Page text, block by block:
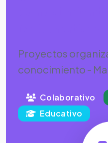
Proyectos
conocimiento -
Colaborativo
Educativo